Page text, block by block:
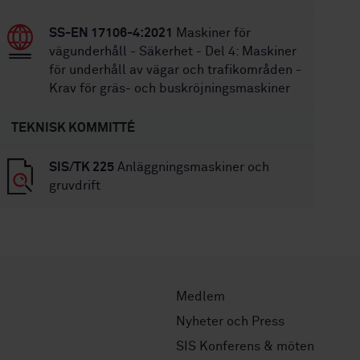
SS-EN 17106-4:2021
Maskiner för
vägunderhåll - Säkerhet - Del 4: Maskiner
för underhåll av vägar och trafikområden -
Krav för gräs- och buskröjningsmaskiner
TEKNISK KOMMITTÉ
SIS/TK 225 Anläggningsmaskiner och
gruvdrift
Medlem
Nyheter och Press
SIS Konferens & möten